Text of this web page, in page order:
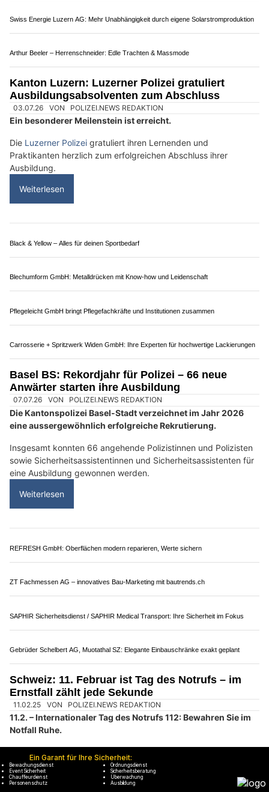
ASBI Arbeitssicherheit GmbH: Sicherheitskonzepte für Bauprojekte
Die Polizeien in der Schweiz: Ein Überblick über
18.02.25 VON POLIZEI.NEWS REDAKTION
Struktur der Polizei in der Schweiz
Die Schweiz verfügt über ein föderalistisches Polizeisystem,
das sich aus verschiedenen Behörden auf nationaler,
kantonaler und kommunaler Ebene zusammensetzt. Die
Polizeien sind in erster Linie kantonal organisiert, da die
öffentliche Sicherheit in die Hoheit der einzelnen Kantone fällt.
Zusätzlich gibt es einige nationale Behörden, die für
spezifische Aufgaben zuständig sind.
Weiterlesen
Halona: Spezialist für BARF und Naturfutter für Haustiere